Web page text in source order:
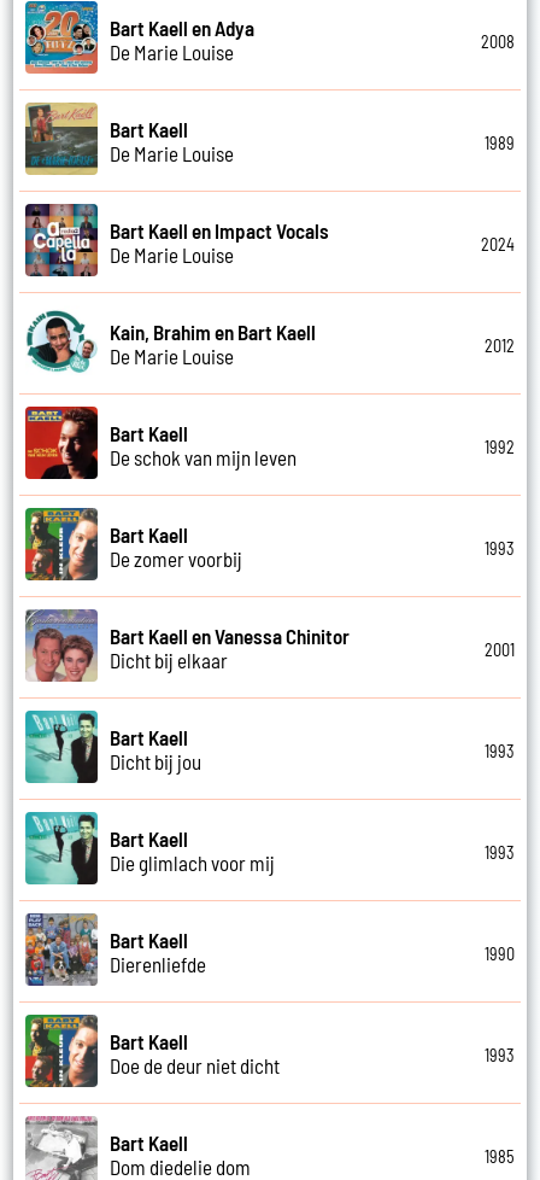
Bart Kaell en Adya
De Marie Louise
2008
Bart Kaell
De Marie Louise
1989
Bart Kaell en Impact Vocals
De Marie Louise
2024
Kain, Brahim en Bart Kaell
De Marie Louise
2012
Bart Kaell
De schok van mijn leven
1992
Bart Kaell
De zomer voorbij
1993
Bart Kaell en Vanessa Chinitor
Dicht bij elkaar
2001
Bart Kaell
Dicht bij jou
1993
Bart Kaell
Die glimlach voor mij
1993
Bart Kaell
Dierenliefde
1990
Bart Kaell
Doe de deur niet dicht
1993
Bart Kaell
Dom diedelie dom
1985